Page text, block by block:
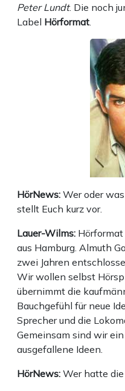
Peter Lundt. Die noch
Label Hörformat.
HörNews: Wer oder
stellt Euch kurz vor.
Lauer-Wilms:
aus Hamburg. Almuth
zwei Jahren
Wir wollen selbst
übernimmt die
Bauchgefühl für neue
Sprecher und die
Gemeinsam sind wir
ausgefallene Ideen.
HörNews: Wer hatte die